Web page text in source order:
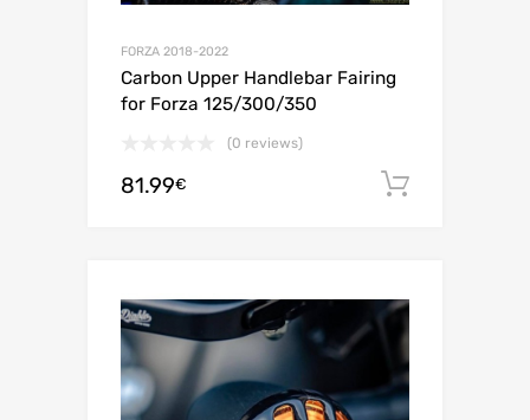
FORZA 2018-2022
Carbon Upper Handlebar Fairing
for Forza 125/300/350
(0 reviews)
81.99€